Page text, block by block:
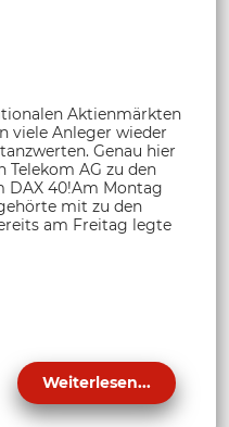
Aktienmärkten
viele Anleger wieder
Genau hier
Telekom AG zu den
DAX 40!Am Montag
mit zu den
am Freitag legte
Weiterlesen...